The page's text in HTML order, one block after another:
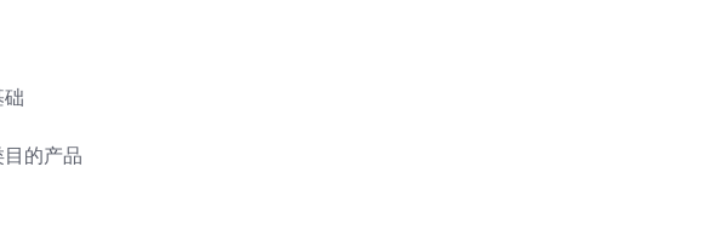
的产品